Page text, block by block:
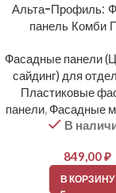
Альта-Профиль:
панель Комби
Фасадные панели
сайдинг) для
Пластиковые
панели, Фасадные
В
849,00₽
В КОРЗИНУ